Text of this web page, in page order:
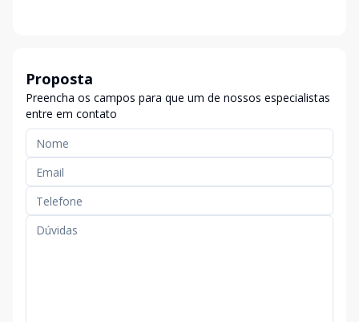
Proposta
Preencha os campos para que um de nossos especialistas
entre em contato